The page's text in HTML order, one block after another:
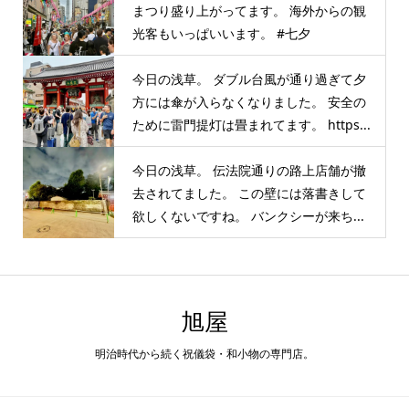
まつり盛り上がってます。 海外からの観
光客もいっぱいいます。 #七夕
今日の浅草。 ダブル台風が通り過ぎて夕
方には傘が入らなくなりました。 安全の
ために雷門提灯は畳まれてます。 https...
今日の浅草。 伝法院通りの路上店舗が撤
去されてました。 この壁には落書きして
欲しくないですね。 バンクシーが来ち...
旭屋
明治時代から続く祝儀袋・和小物の専門店。